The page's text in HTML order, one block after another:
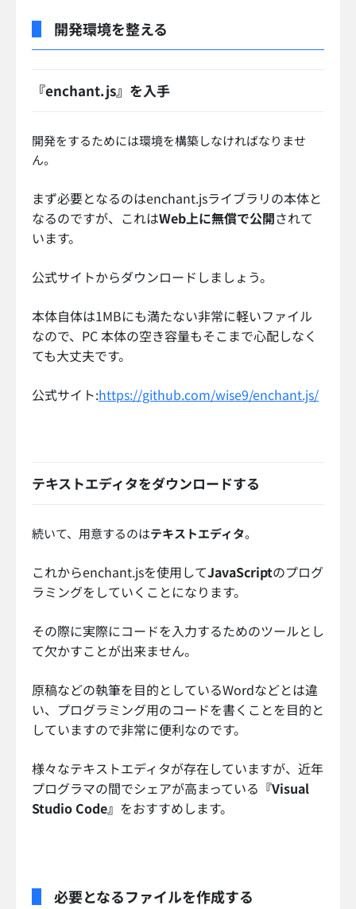
開発環境を整える
『enchant.js』を入手
開発をするためには環境を構築しなければなりませ
ん。
まず必要となるのはenchant.jsライブラリの本体と
なるのですが、これはWeb上に無償で公開されて
います。
公式サイトからダウンロードしましょう。
本体自体は1MBにも満たない非常に軽いファイル
なので、PC 本体の空き容量もそこまで心配しなく
ても大丈夫です。
公式サイト:https://github.com/wise9/enchant.js/
テキストエディタをダウンロードする
続いて、用意するのはテキストエディタ。
これからenchant.jsを使用してJavaScriptのプログ
ラミングをしていくことになります。
その際に実際にコードを入力するためのツールとし
て欠かすことが出来ません。
原稿などの執筆を目的としているWordなどとは違
い、プログラミング用のコードを書くことを目的と
していますので非常に便利なのです。
様々なテキストエディタが存在していますが、近年
プログラマの間でシェアが高まっている 『Visual
Studio Code』 をおすすめします。
必要となるファイルを作成する